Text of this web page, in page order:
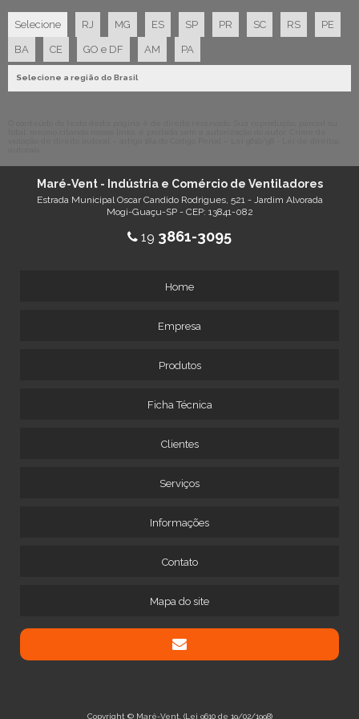
VENTILADOR AXIAL INDUSTRIAL PREÇO
VENTILADOR INDUSTRIAL COMPRAR
Selecione RJ MG ES SP PR SC RS PE
BA CE GO e DF AM PA
Selecione a região do Brasil
Maré-Vent - Indústria e Comércio de Ventiladores
Estrada Municipal Oscar Candido Rodrigues, 521 - Jardim Alvorada
Mogi-Guaçu-SP - CEP: 13841-082
19 3861-3095
Home
Empresa
Produtos
Ficha Técnica
Clientes
Serviços
Informações
Contato
Mapa do site
Copyright © Maré-Vent. (Lei 9610 de 19/02/1998)